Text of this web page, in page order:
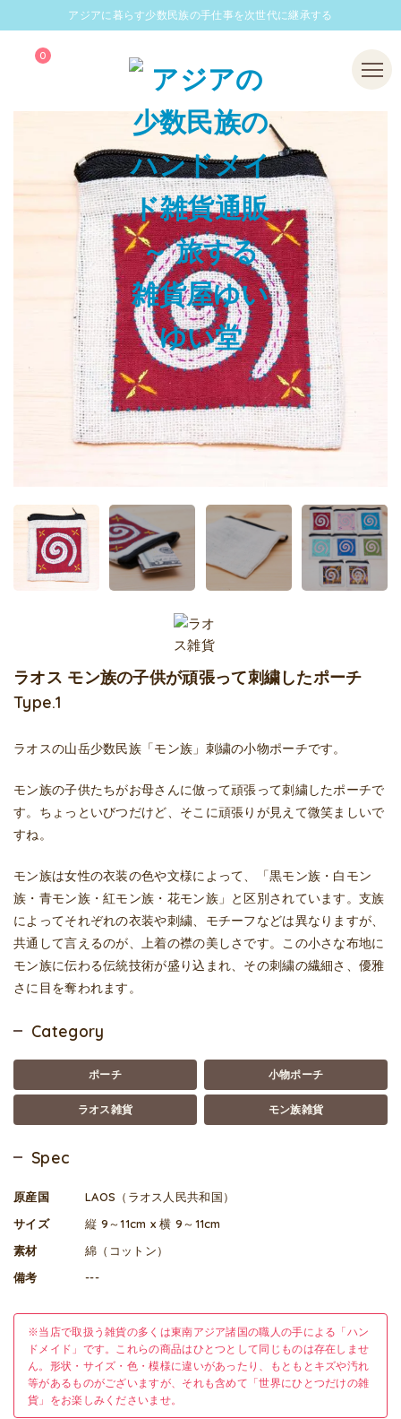
アジアに暮らす少数民族の手仕事を次世代に継承する
0 Menu
ラオス モン族の子供が頑張って刺繍したポーチ
Type.1
ラオスの山岳少数民族「モン族」刺繍の小物ポーチです。
モン族の子供たちがお母さんに倣って頑張って刺繍したポーチで
す。ちょっといびつだけど、そこに頑張りが見えて微笑ましいで
すね。
モン族は女性の衣装の色や文様によって、「黒モン族・白モン
族・青モン族・紅モン族・花モン族」と区別されています。支族
によってそれぞれの衣装や刺繍、モチーフなどは異なりますが、
共通して言えるのが、上着の襟の美しさです。この小さな布地に
モン族に伝わる伝統技術が盛り込まれ、その刺繍の繊細さ、優雅
さに目を奪われます。
Category
ポーチ 小物ポーチ
ラオス雑貨 モン族雑貨
Spec
原産国
LAOS（ラオス人民共和国）
サイズ
縦 9～11cm x 横 9～11cm
素材
綿（コットン）
備考
---
※当店で取扱う雑貨の多くは東南アジア諸国の職人の手による「ハン
ドメイド」です。これらの商品はひとつとして同じものは存在しませ
ん。形状・サイズ・色・模様に違いがあったり、もともとキズや汚れ
等があるものがございますが、それも含めて「世界にひとつだけの雑
貨」をお楽しみくださいませ。